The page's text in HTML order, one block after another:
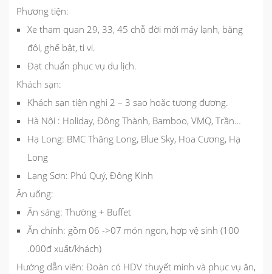
Phương tiện:
Xe tham quan 29, 33, 45 chỗ đời mới máy lạnh, băng
đôi, ghế bật, ti vi.
Đạt chuẩn phục vụ du lịch.
Khách sạn:
Khách sạn tiện nghi 2 – 3 sao hoặc tương đương.
Hà Nội : Holiday, Đông Thành, Bamboo, VMQ, Trần…
Hạ Long: BMC Thăng Long, Blue Sky, Hoa Cương, Hạ
Long
Lạng Sơn: Phú Quý, Đông Kinh
Ăn uống:
Ăn sáng: Thường + Buffet
Ăn chính: gồm 06 ->07 món ngon, hợp vệ sinh (100
.000đ xuất/khách)
Hướng dẫn viên: Đoàn có HDV thuyết minh và phục vụ ăn,